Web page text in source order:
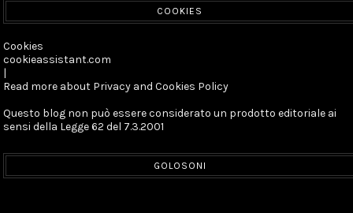
COOKIES
Cookies
cookieassistant.com
|
Read more about Privacy and Cookies Policy
Questo blog non può essere considerato un prodotto editoriale ai
sensi della Legge 62 del 7.3.2001
GOLOSONI